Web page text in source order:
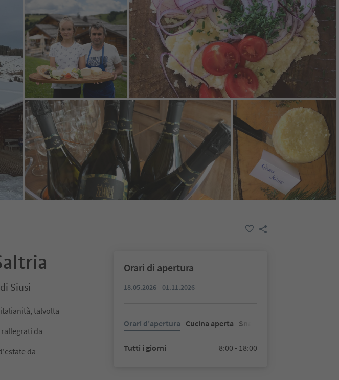
Siusi
talvolta
da
da
Orari di apertura
18.05.2026 - 01.11.2026
Orari d'apertura Cucina aperta Snacks
Tutti i giorni 8:00 - 18:00